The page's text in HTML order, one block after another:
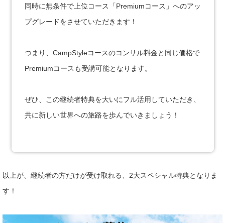
同時に無条件で上位コース「Premiumコース」へのアッ
プグレードをさせていただきます！
つまり、CampStyleコースのコンサル料金と同じ価格で
Premiumコースも受講可能となります。
ぜひ、この継続者特典を大いにフル活用していただき、
共に新しい世界への旅路を歩んでいきましょう！
以上が、継続者の方だけが受け取れる、2大スペシャル特典となりま
す！